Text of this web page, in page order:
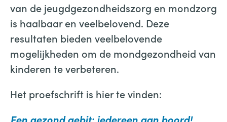
van de jeugdgezondheidszorg en mondzorg
is haalbaar en veelbelovend. Deze
resultaten bieden veelbelovende
mogelijkheden om de mondgezondheid van
kinderen te verbeteren.
Het proefschrift is hier te vinden:
Een gezond gebit: iedereen aan boord!